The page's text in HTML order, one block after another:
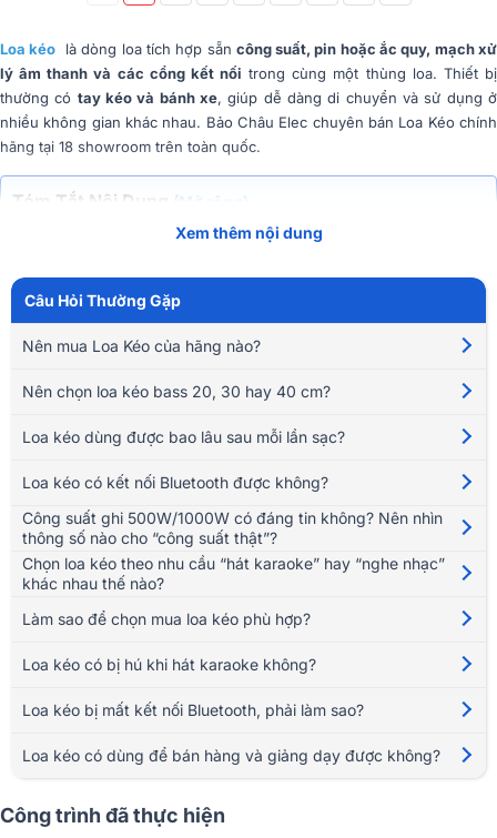
Loa kéo là dòng loa tích hợp sẵn công suất, pin hoặc ắc quy, mạch xử
lý âm thanh và các cổng kết nối trong cùng một thùng loa. Thiết bị
thường có tay kéo và bánh xe, giúp dễ dàng di chuyển và sử dụng ở
nhiều không gian khác nhau. Bảo Châu Elec chuyên bán Loa Kéo chính
hãng tại 18 showroom trên toàn quốc.
Tóm Tắt Nội Dung (Mở rộng)
Nghe nhạc, bán hàng, livestream
Giảng dạy, hội họp, tổ chức sự kiện nhỏ
dây, cổng nhạc cụvà có thể hoạt động khi không cắm điện.
Điểm cần phân biệt: loa kéo không chỉ là “loa có bánh xe”. Đặc trưng
dàn karaoke cố định, loa kéo tiện và dễ dùng hơn, nhưng chất lượng âm
thanh, độ ổn định và khả năng tinh chỉnh thường hạn chế hơn.
Xem thêm nội dung
Câu Hỏi Thường Gặp
Nên mua Loa Kéo của hãng nào?
Nên chọn loa kéo bass 20, 30 hay 40 cm?
Loa kéo dùng được bao lâu sau mỗi lần sạc?
Loa kéo có kết nối Bluetooth được không?
Công suất ghi 500W/1000W có đáng tin không? Nên nhìn
thông số nào cho “công suất thật”?
Chọn loa kéo theo nhu cầu “hát karaoke” hay “nghe nhạc”
khác nhau thế nào?
Làm sao để chọn mua loa kéo phù hợp?
Loa kéo có bị hú khi hát karaoke không?
Loa kéo bị mất kết nối Bluetooth, phải làm sao?
Loa kéo có dùng để bán hàng và giảng dạy được không?
Công trình đã thực hiện